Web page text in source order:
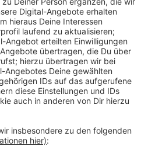
Bahnen an fast jeder Tür
bekommen. Dort ist die
dann voreingestellt - andere
Touchscreen auch gewählt
und das Kurzstrecken-